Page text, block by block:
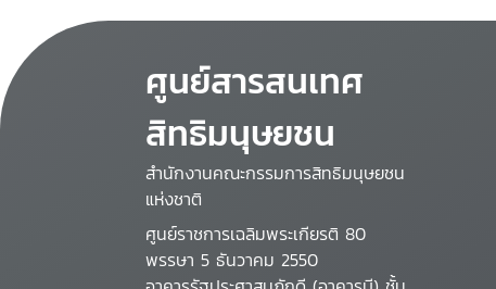
ศูนย์สารสนเทศ
สิทธิมนุษยชน
สำนักงานคณะกรรมการสิทธิมนุษยชน
แห่งชาติ
ศูนย์ราชการเฉลิมพระเกียรติ 80
พรรษา 5 ธันวาคม 2550